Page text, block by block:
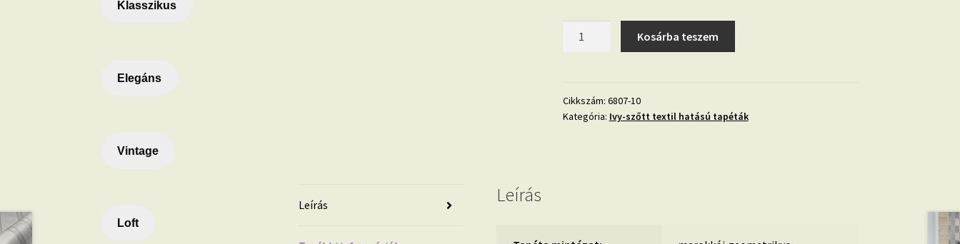
marokkói
hangulatú
Kosárba teszem
Cikkszám: 6807-10
Kategória: Ivy-szőtt textil hatású tapéták
Leírás Leírás
Klasszikus
Elegáns
Vintage
Loft